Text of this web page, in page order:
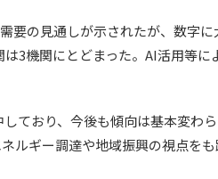
要の見通しが示されたが、数字
3機関にとどまった。AI活用等に
ており、今後も傾向は基本変わ
ルギー調達や地域振興の視点を